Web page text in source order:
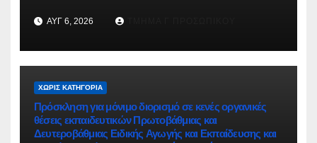
ΑΥΓ 6, 2026
ΧΩΡΊΣ ΚΑΤΗΓΟΡΊΑ
Πρόσκληση για μόνιμο διορισμό σε κενές οργανικές
θέσεις εκπαιδευτικών Πρωτοβάθμιας και
Δευτεροβάθμιας Ειδικής Αγωγής και Εκπαίδευσης και